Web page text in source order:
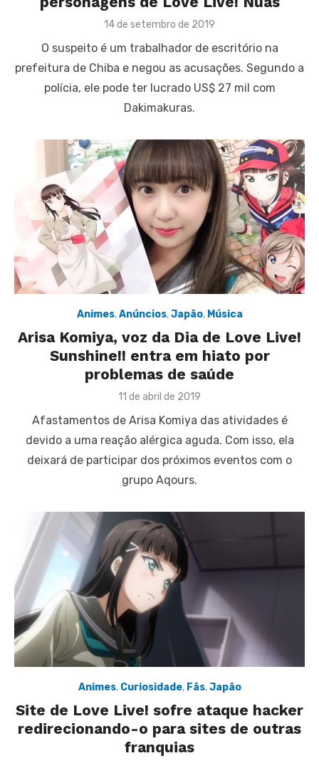
Posted
14 de setembro de 2019
O suspeito é um trabalhador de escritório na
prefeitura de Chiba e negou as acusações. Segundo a
polícia, ele pode ter lucrado US$ 27 mil com
Dakimakuras.
Animes,Anúncios,Japão, Música
Arisa Komiya, voz da Dia de Love Live!
Sunshine!! entra em hiato por
problemas de saúde
Posted
11 de abril de 2019
Afastamentos de Arisa Komiya das atividades é
devido a uma reação alérgica aguda. Com isso, ela
deixará de participar dos próximos eventos com o
grupo Aqours.
Animes, Curiosidade, Fãs,Japão
Site de Love Live! sofre ataque hacker
redirecionando-o para sites de outras
franquias